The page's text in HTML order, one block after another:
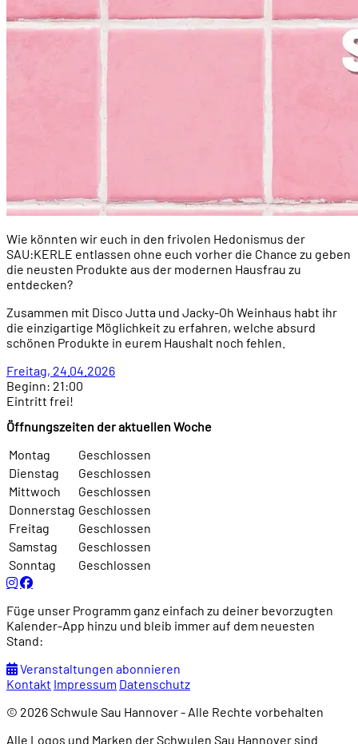
Wie könnten wir euch in den frivolen Hedonismus der
SAU:KERLE entlassen ohne euch vorher die Chance zu geben
die neusten Produkte aus der modernen Hausfrau zu
entdecken?
Zusammen mit Disco Jutta und Jacky-Oh Weinhaus habt ihr
die einzigartige Möglichkeit zu erfahren, welche absurd
schönen Produkte in eurem Haushalt noch fehlen.
Freitag, 24.04.2026
Beginn: 21:00
Eintritt frei!
Öffnungszeiten der aktuellen Woche
Montag
Geschlossen
Dienstag
Geschlossen
Mittwoch
Geschlossen
Donnerstag Geschlossen
Freitag
Geschlossen
Samstag
Geschlossen
Sonntag
Geschlossen
Füge unser Programm ganz einfach zu deiner bevorzugten
Kalender-App hinzu und bleib immer auf dem neuesten
Stand:
Veranstaltungen abonnieren
Kontakt Impressum Datenschutz
© 2026 Schwule Sau Hannover - Alle Rechte vorbehalten
Alle Logos und Marken der Schwulen Sau Hannover sind